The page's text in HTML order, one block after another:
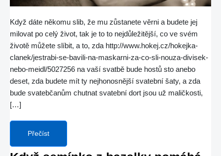
Když dáte někomu slib, že mu zůstanete věrni a budete jej
milovat po celý život, tak je to to nejdůležitější, co ve svém
životě můžete slíbit, a to, zda http://www.hokej.cz/hokejka-
clanek/jestrabi-se-bavili-na-maskarni-za-co-sli-nouza-divisek-
nebo-meidl/5027256 na vaší svatbě bude hostů sto anebo
deset, zda budete mít ty nejhonosnější svatební šaty, a zda
bude svatebčanům chutnat svatební dort jsou už maličkosti,
[…]
Přečíst